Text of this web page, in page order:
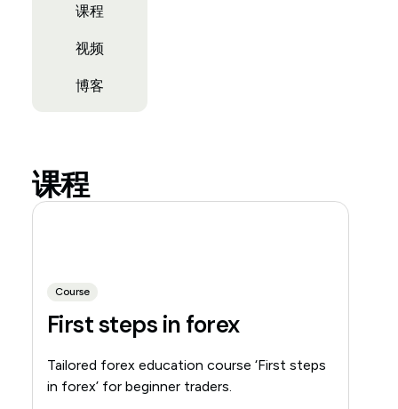
课程
视频
博客
课程
Course
First steps in forex
Tailored forex education course ‘First steps
in forex’ for beginner traders.